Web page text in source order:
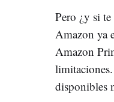
Pero ¿y si
Amazon ya
Amazon
disponibles